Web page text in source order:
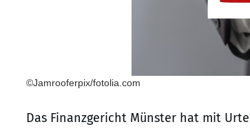
©Jamrooferpix/fotolia.com
Das Finanzgericht Münster hat mit